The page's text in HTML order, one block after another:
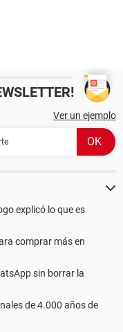
Ver un ejemplo
explicó lo que es
comprar más en
sin borrar la
de 4.000 años de